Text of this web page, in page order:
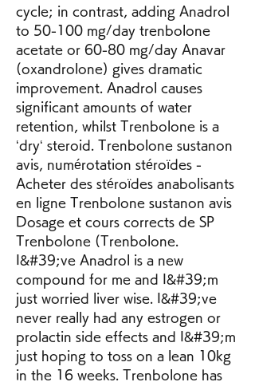
cycle; in contrast, adding Anadrol
to 50-100 mg/day trenbolone
acetate or 60-80 mg/day Anavar
(oxandrolone) gives dramatic
improvement. Anadrol causes
significant amounts of water
retention, whilst Trenbolone is a
‘dry‘ steroid. Trenbolone sustanon
avis, numérotation stéroïdes -
Acheter des stéroïdes anabolisants
en ligne Trenbolone sustanon avis
Dosage et cours corrects de SP
Trenbolone (Trenbolone.
I&#39;ve Anadrol is a new
compound for me and I&#39;m
just worried liver wise. I&#39;ve
never really had any estrogen or
prolactin side effects and I&#39;m
just hoping to toss on a lean 10kg
in the 16 weeks. Trenbolone has